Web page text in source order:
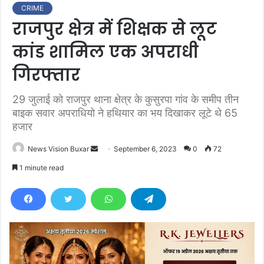
CRIME
राजपुर क्षेत्र में शिक्षक से लूट
कांड शामिल एक अपराधी
गिरफ्तार
29 जुलाई को राजपुर थाना क्षेत्र के कुसुरपा गांव के समीप तीन
बाइक सवार अपराधियो ने हथियार का भय दिखाकर लूटे थे 65
हजार
News Vision Buxar
d
e
m
a
September 6, 2023 0 72
1 minute read